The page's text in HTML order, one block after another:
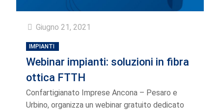
Giugno 21, 2021
IMPIANTI
Webinar impianti: soluzioni in fibra
ottica FTTH
Confartigianato Imprese Ancona – Pesaro e
Urbino, organizza un webinar gratuito dedicato